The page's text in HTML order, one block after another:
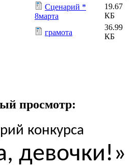
Сценарий *
8марта
19.67
КБ
грамота
36.99
КБ
просмотр:
конкурса
девочки!»